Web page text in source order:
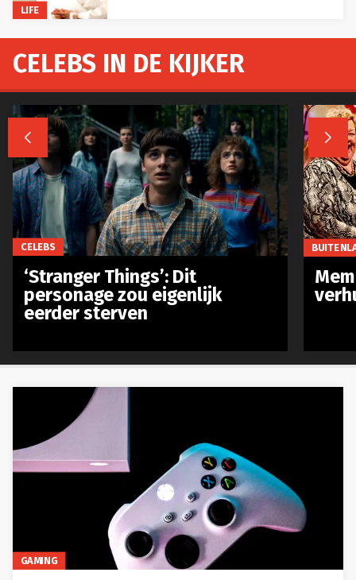
LIFE
GAMING
CELEBS IN DE KIJKER
 
CELEBS
‘Stranger Things’: Dit
personage zou eigenlijk
eerder sterven